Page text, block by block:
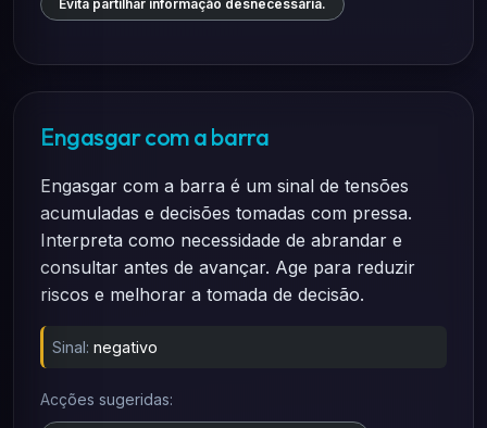
Evita partilhar informação desnecessária.
Engasgar com a barra
Engasgar com a barra é um sinal de tensões
acumuladas e decisões tomadas com pressa.
Interpreta como necessidade de abrandar e
consultar antes de avançar. Age para reduzir
riscos e melhorar a tomada de decisão.
Sinal: negativo
Acções sugeridas: